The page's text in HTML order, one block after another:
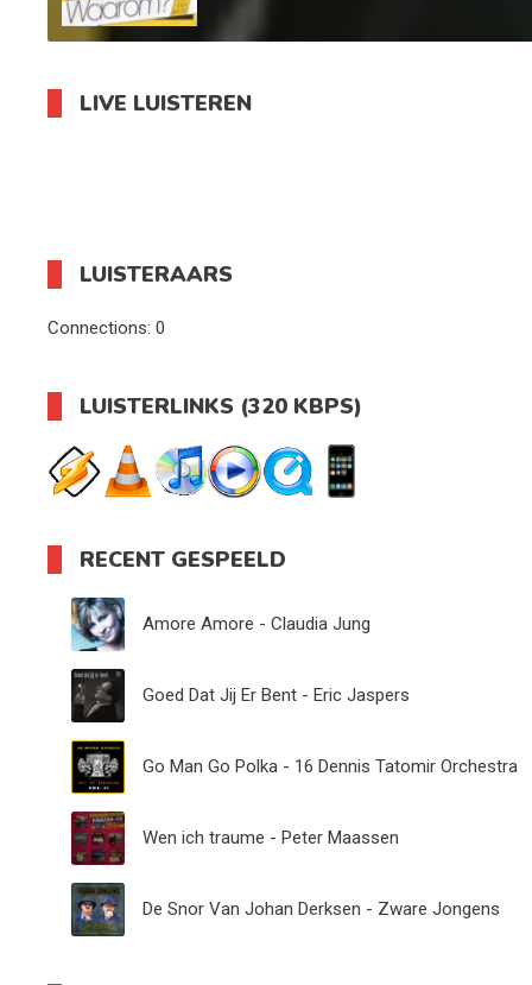
LIVE LUISTEREN
LUISTERAARS
Connections: 0
LUISTERLINKS (320 KBPS)
RECENT GESPEELD
Amore Amore - Claudia Jung
Goed Dat Jij Er Bent - Eric Jaspers
Go Man Go Polka - 16 Dennis Tatomir Orchestra
Wen ich traume - Peter Maassen
De Snor Van Johan Derksen - Zware Jongens